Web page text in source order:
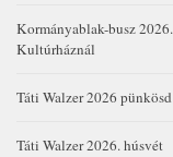
Kormányablak-busz
Kultúrháznál
Táti Walzer 2026 pünkösd
Táti Walzer 2026. húsvét